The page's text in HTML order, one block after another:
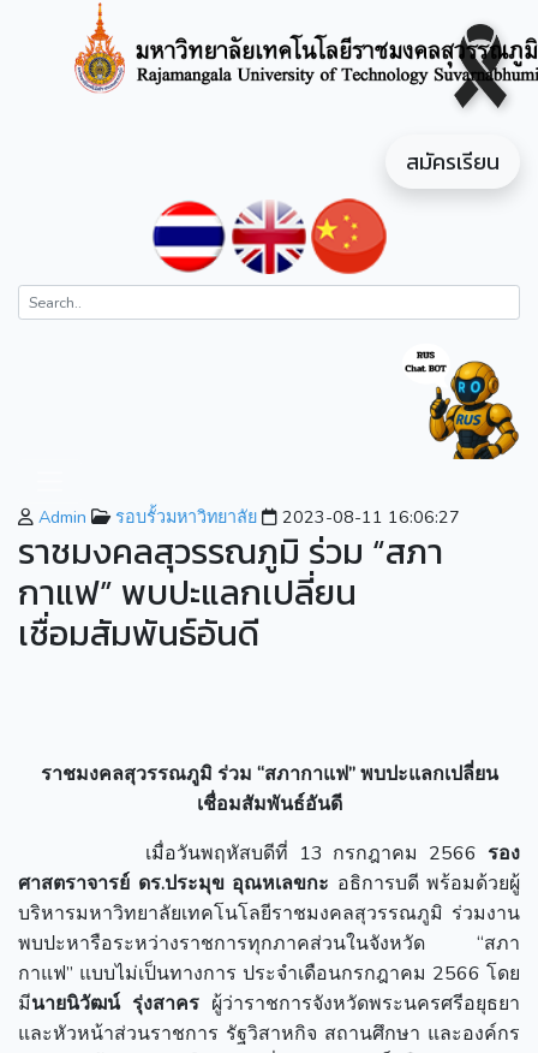
สมัครเรียน
Admin รอบรั้วมหาวิทยาลัย 2023-08-11 16:06:27
ราชมงคลสุวรรณภูมิ ร่วม “สภา
กาแฟ” พบปะแลกเปลี่ยน
เชื่อมสัมพันธ์อันดี
ราชมงคลสุวรรณภูมิ ร่วม “สภากาแฟ” พบปะแลกเปลี่ยน
เชื่อมสัมพันธ์อันดี
เมื่อวันพฤหัสบดีที่ 13 กรกฎาคม 2566 รอง
ศาสตราจารย์ ดร.ประมุข อุณหเลขกะ อธิการบดี พร้อมด้วยผู้
บริหารมหาวิทยาลัยเทคโนโลยีราชมงคลสุวรรณภูมิ​ ร่วมงาน
พบปะหารือระหว่างราชการทุกภาคส่วนในจังหวัด “สภา
กาแฟ” แบบไม่เป็นทางการ ประจำเดือนกรกฎาคม 2566​ โดย
มีนายนิวัฒน์ รุ่งสาคร ผู้ว่าราชการจังหวัดพระนครศรีอยุธยา
และหัวหน้าส่วนราชการ รัฐวิสาหกิจ สถานศึกษา และองค์กร